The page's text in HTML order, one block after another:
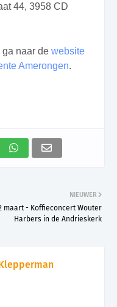
44, 3958 CD
ga naar de website
Amerongen.
NIEUWER
maart - Koffieconcert Wouter
Harbers in de Andrieskerk